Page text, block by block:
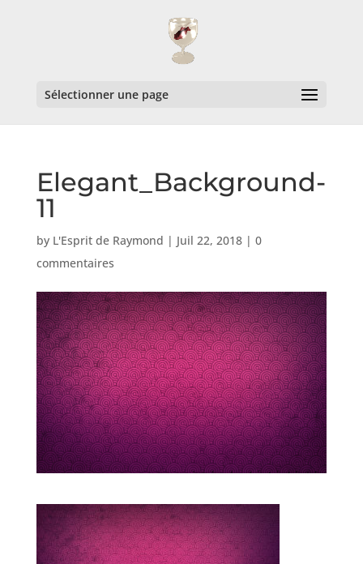
Sélectionner une page
Elegant_Background-
11
by L'Esprit de Raymond | Juil 22, 2018| 0
commentaires